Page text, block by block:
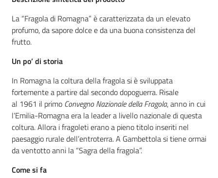
vini
e
dei
sapori
Agricoltura
in
cifre
La “Fragola di Romagna” è caratterizzata da un elevato
profumo, da sapore dolce e da una buona consistenza del
frutto.
Un po’ di storia
In Romagna la coltura della fragola si è sviluppata
fortemente a partire dal secondo dopoguerra. Risale
al 1961 il primo Convegno Nazionale della Fragola, anno in cui
l’Emilia-Romagna era la leader a livello nazionale di questa
coltura. Allora i fragoleti erano a pieno titolo inseriti nel
paesaggio rurale dell’entroterra. A Gambettola si tiene ormai
da ventotto anni la “Sagra della fragola”.
Come si fa